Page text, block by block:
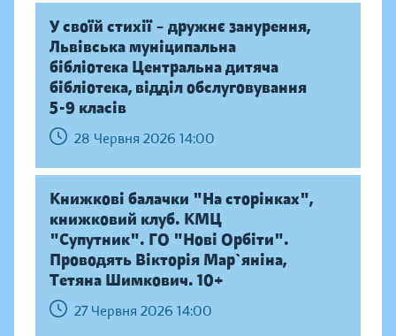
У своїй стихії – дружнє занурення,
Львівська муніципальна
бібліотека Центральна дитяча
бібліотека, відділ обслуговування
5-9 класів
28 Червня 2026 14:00
Книжкові балачки "На сторінках",
книжковий клуб. КМЦ
"Супутник". ГО "Нові Орбіти".
Проводять Вікторія Мар`яніна,
Тетяна Шимкович. 10+
27 Червня 2026 14:00